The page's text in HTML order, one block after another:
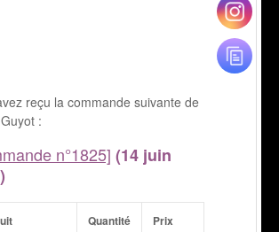
reçu la commande suivante de
:
n°1825] (14 juin
Quantité Prix